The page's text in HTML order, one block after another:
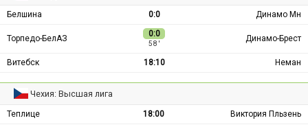
Белшина 0:0 Динамо Мн
Торпедо-БелАЗ 0:0
58 ′
Динамо-Брест
Витебск 18:10 Неман
Чехия: Высшая лига
Теплице 18:00
Виктория Пльзень